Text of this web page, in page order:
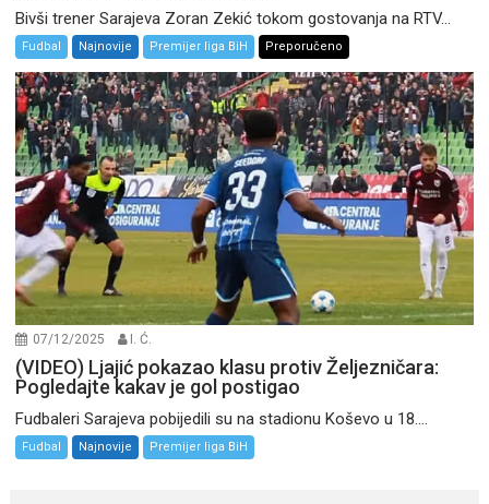
Bivši trener Sarajeva Zoran Zekić tokom gostovanja na RTV...
Fudbal Najnovije Premijer liga BiH Preporučeno
07/12/2025 I. Ć.
(VIDEO) Ljajić pokazao klasu protiv Željezničara:
Pogledajte kakav je gol postigao
Fudbaleri Sarajeva pobijedili su na stadionu Koševo u 18....
Fudbal Najnovije Premijer liga BiH